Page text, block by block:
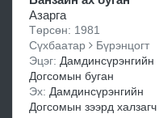
Азарга
Төрсөн: 1981
Сүхбаатар
Бүрэнцогт
Эцэг: Дамдинсүрэнгийн
Догсомын буган
Эх: Дамдинсүрэнгийн
Догсомын зээрд халзагч